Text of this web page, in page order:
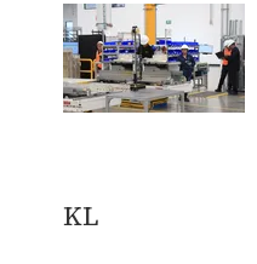
KL